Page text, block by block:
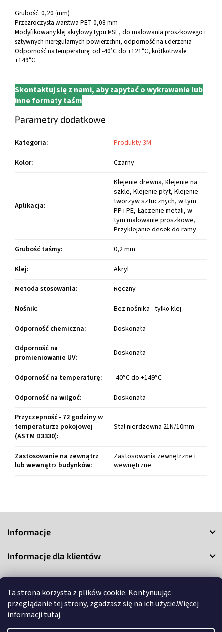
Ta strona korzysta z plików cookie. Kontynuując
przeglądanie tej strony, zgadzasz się na ich użycie.Więcej
informacji tutaj.
Grubość: 0,20 (mm)
Przezroczysta warstwa PET 0,08 mm
Modyfikowany klej akrylowy typu MSE, do malowania proszkowego i
sztywnych nieregularnych powierzchni, odporność na uderzenia
Odporność na temperaturę: od -40°C do +121°C, krótkotrwale
+149°C
Skontaktuj się z nami, aby zapytać o wykrawanie lub
inne formaty taśm
Parametry dodatkowe
Kategoria:
Produkty 3M
Kolor: Czarny
Aplikacja:
Klejenie drewna, Klejenie na
szkle, Klejenie płyt, Klejenie
tworzyw sztucznych, w tym
PP i PE, Łączenie metali, w
tym malowanie proszkowe,
Przyklejanie desek do ramy
Grubość taśmy:
0,2 mm
Klej:
Akryl
Metoda stosowania:
Ręczny
Nośnik:
Bez nośnika - tylko klej
Odporność chemiczna:
Doskonała
Odporność na
promieniowanie UV: Doskonała
Odporność na temperaturę:
-40°C do +149°C
Odporność na wilgoć:
Doskonała
Przyczepność - 72 godziny w
temperaturze pokojowej
(ASTM D3330):
Stal nierdzewna 21N/10mm
Zastosowanie na zewnątrz
lub wewnątrz budynków:
Zastosowania zewnętrzne i
wewnętrzne
Informacje
Informacje dla klientów
Kontakt